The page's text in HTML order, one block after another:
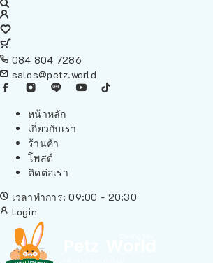
084 804 7286
sales@petz.world
หน้าหลัก
เกี่ยวกับเรา
ร้านค้า
โพสต์
ติดต่อเรา
เวลาทำการ: 09:00 - 20:30
Login